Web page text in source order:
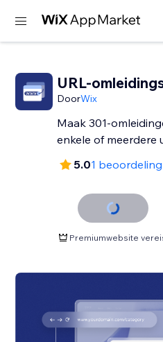
URL-
DoorWix
Maak 301-
enkele of meerdere
5.01 beoordeling
Premiumwebsite